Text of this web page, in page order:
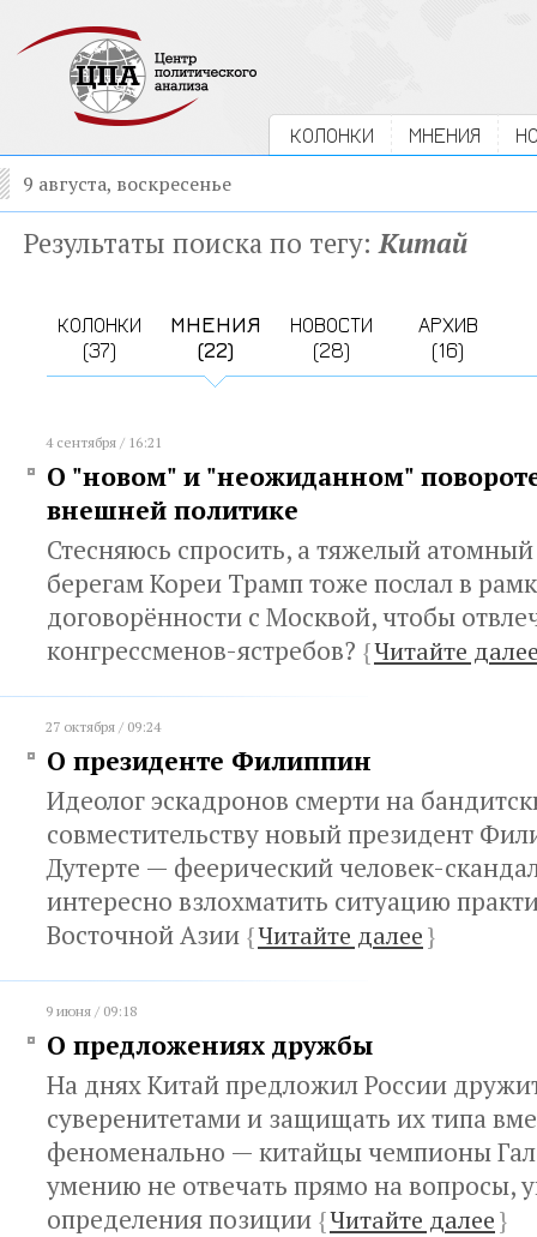
КОЛОНКИ МНЕНИЯ
9 августа, воскресенье
Результаты поиска по тегу:Китай
КОЛОНКИ
(37)
МНЕНИЯ
(22)
НОВОСТИ
(28)
АРХИВ
(16)
4 сентября / 16:21
О "новом" и "неожиданном"
внешней политике
Стесняюсь спросить, а тяжелый
берегам Кореи Трамп тоже послал в
договорённости с Москвой, чтобы
конгрессменов-ястребов? {Читайте
27 октября / 09:24
О президенте Филиппин
Идеолог эскадронов смерти на
совместительству новый президент
Дутерте — феерический человек-
интересно взлохматить ситуацию
Восточной Азии {Читайте далее}
9 июня / 09:18
О предложениях дружбы
На днях Китай предложил России
суверенитетами и защищать их типа
феноменально — китайцы чемпионы
умению не отвечать прямо на вопросы,
определения позиции {Читайте далее}